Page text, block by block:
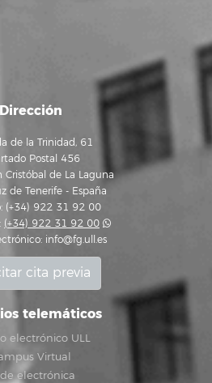
Dirección
de la Trinidad, 61
Postal 456
Cristóbal de La Laguna
de Tenerife - España
(+34) 922 31 92 00
(+34) 922 31 92 00
info@fg.ull.es
cita previa
telemáticos
electrónico ULL
Virtual
electrónica